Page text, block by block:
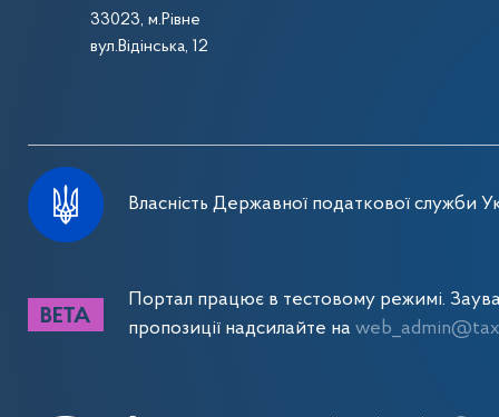
33023, м.Рівне
вул.Відінська, 12
Власність Державної податкової служби
Портал працює в тестовому режимі.
пропозиції надсилайте на